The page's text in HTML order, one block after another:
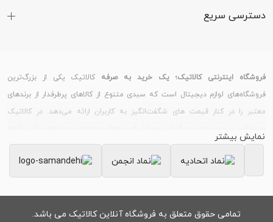
دسترسی سریع
فروشگاه اینترنتی کالاتیک؛ یک خرید به صرفه کالاتیک یکی از بزرگ‌ترین
فروشگاه‌های لوازم دیجیتال است که سبدی متنوع از کالاهای پرطرفدار از برندهای
معتبر را در کنار قیمت های شگفت‌انگیز به کاربران ارائه می‌دهد. در کالاتیک
گوشی و تبلت، خرید ساعت هوشمند و دستبند سلامت و خرید لپ تاپ و لوازم
جانبی کامپیوتر اقدام کنید.
نمایش بیشتر
تمامی حقوق متعلق به فروشگاه آنلاین کالاتیک می باشد.